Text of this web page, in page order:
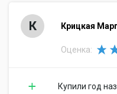
К Крицкая
Оценка:
Купили год